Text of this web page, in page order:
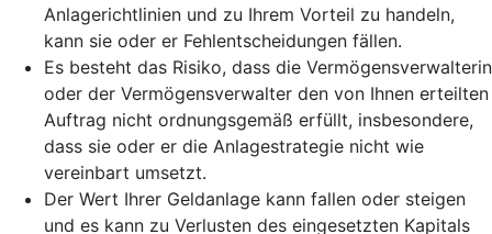
Anlagerichtlinien und zu Ihrem Vorteil zu handeln,
kann sie oder er Fehlentscheidungen fällen.
Es besteht das Risiko, dass die Vermögensverwalterin
oder der Vermögensverwalter den von Ihnen erteilten
Auftrag nicht ordnungsgemäß erfüllt, insbesondere,
dass sie oder er die Anlagestrategie nicht wie
vereinbart umsetzt.
Der Wert Ihrer Geldanlage kann fallen oder steigen
und es kann zu Verlusten des eingesetzten Kapitals